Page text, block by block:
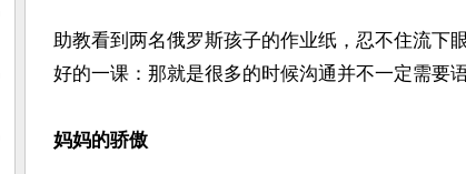
助教看到两名俄罗斯孩子的作业纸，忍不住流下
好的一课：那就是很多的时候沟通并不一定需要语
妈妈的骄傲